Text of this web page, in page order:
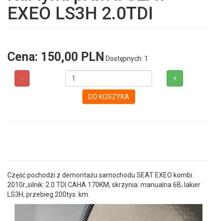
EXEO LS3H 2.0TDI
Cena: 150,00 PLN Dostępnych: 1
- +
DO KOSZYKA
Część pochodzi z demontażu samochodu SEAT EXEO kombi
2010r.,silnik: 2.0 TDI CAHA 170KM, skrzynia: manualna 6B, lakier
LS3H, przebieg 200tys. km.